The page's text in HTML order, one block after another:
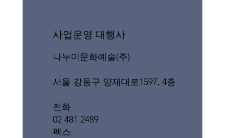
​사업운영 대행사
나누미문화예술(주)
서울 강동구 양재대로1597, 4층
전화
02 481 2489
팩스